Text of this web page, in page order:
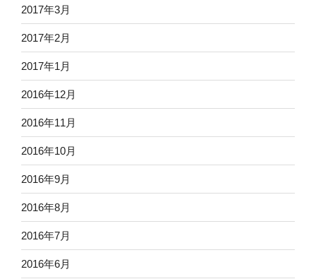
2017年3月
2017年2月
2017年1月
2016年12月
2016年11月
2016年10月
2016年9月
2016年8月
2016年7月
2016年6月